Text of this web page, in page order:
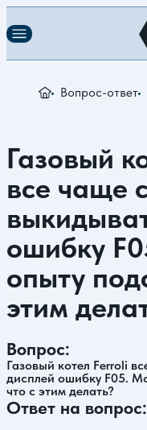
Вопрос-ответ
Газовый
все чаще
ошибку
опыту
этим
Вопрос:
Газовый котел Ferroli
дисплей ошибку F05.
что с этим делать?
Ответ на вопрос: